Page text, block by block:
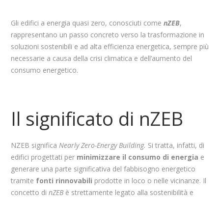
Gli edifici a energia quasi zero, conosciuti comenZEB,
rappresentano un passo concreto verso la trasformazione in
soluzioni sostenibili e ad alta efficienza energetica, sempre più
necessarie a causa della crisi climatica e dell’aumento del
consumo energetico.
Il significato di nZEB
NZEB significaNearly Zero-Energy Building. Si tratta, infatti, di
edifici progettati per minimizzare il consumo di energia e
generare una parte significativa del fabbisogno energetico
tramite fonti rinnovabili prodotte in loco o nelle vicinanze. Il
concetto dinZEB è strettamente legato alla sostenibilità e